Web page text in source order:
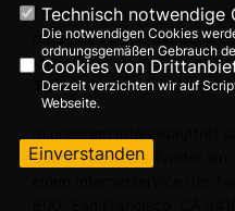
Facebook- Nutzerkonto
bitte aus Ihrem Facebook-
Twitter
Social-Networks Twitter ein.
Technisch notwendige
Die notwendigen Cookies
ordnungsgemäßen Gebrauch
Cookies von
Derzeit verzichten wir auf
Webseite.
Einverstanden